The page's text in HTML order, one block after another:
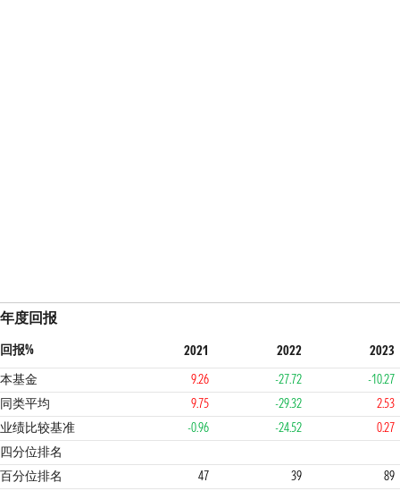
年度回报
回报% 2021 2022
2023
本基金
9.26 -27.72
-10.27
同类平均
9.75 -29.32
2.53
业绩比较基准
-0.96 -24.52
0.27
四分位排名
2 2 4 3
百分位排名 47 39
89